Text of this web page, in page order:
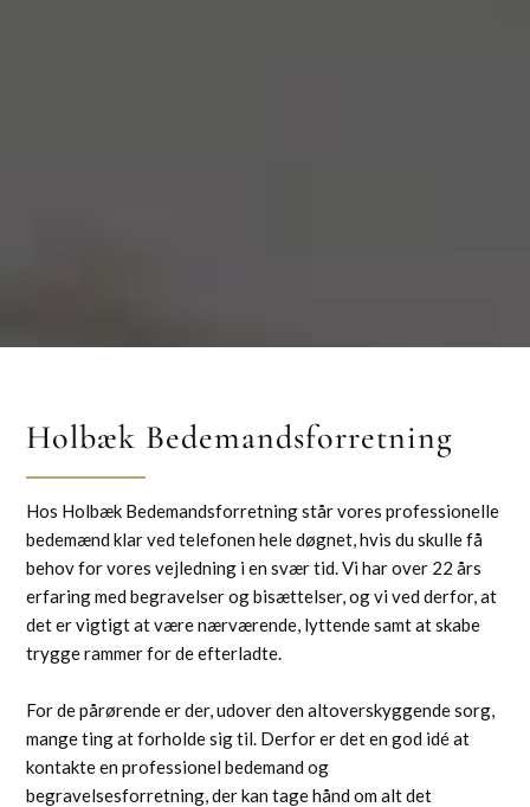
Holbæk Bedemandsforretning
Hos Holbæk Bedemandsforretning står vores professionelle
bedemænd klar ved telefonen hele døgnet, hvis du skulle få
behov for vores vejledning i en svær tid. Vi har over 22 års
erfaring med begravelser og bisættelser, og vi ved derfor, at
det er vigtigt at være nærværende, lyttende samt at skabe
trygge rammer for de efterladte.
For de pårørende er der, udover den altoverskyggende sorg,
mange ting at forholde sig til. Derfor er det en god idé at
kontakte en professionel bedemand og
begravelsesforretning, der kan tage hånd om alt det